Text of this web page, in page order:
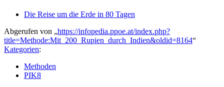
Die Reise um die Erde in 80 Tagen
Abgerufen von „https://infopedia.ppoe.at/index.php?
title=Methode:Mit_200_Rupien_durch_Indien&oldid=8164“
Kategorien:
Methoden
PIK8